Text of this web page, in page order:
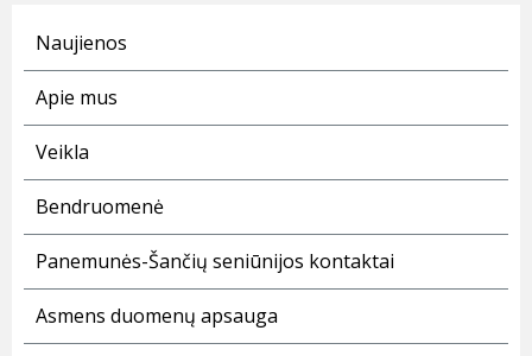
Naujienos
Apie mus
Veikla
Bendruomenė
Panemunės-Šančių seniūnijos kontaktai
Asmens duomenų apsauga